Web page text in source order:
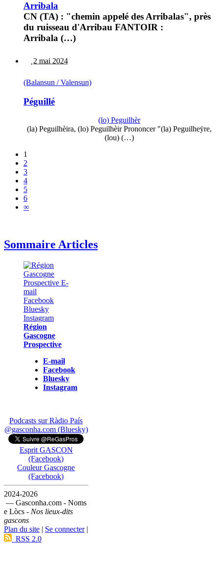
Arribala
CN (TA) : "chemin appelé des Arribalas", près
du ruisseau d'Arribau FANTOIR :
Arribala (…)
2 mai 2024
(Balansun / Valensun)
Péguillé
(lo) Peguilhèr
(la) Peguilhèira, (lo) Peguilhèir Prononcer "(la) Peguilheÿre,
(lou) (…)
1
2
3
4
5
6
∞
Sommaire Articles
Région
Gascogne
Prospective
E-mail
Facebook
Bluesky
Instagram
Podcasts sur Ràdio País
@gasconha.com (Bluesky)
Esprit GASCON
(Facebook)
Couleur Gascogne
(Facebook)
2024-2026
— Gasconha.com - Noms
e Lòcs - Nos lieux-dits
gascons
Plan du site | Se connecter|
RSS 2.0